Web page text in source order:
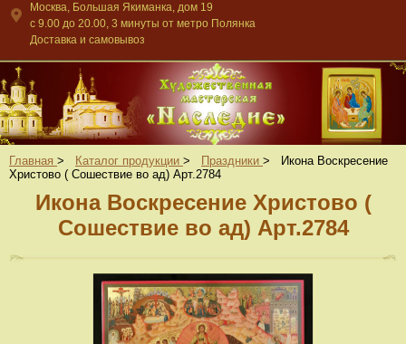
Москва, Большая Якиманка, дом 19
c 9.00 до 20.00, 3 минуты от метро Полянка
Доставка и самовывоз
Главная > Каталог продукции > Праздники >
Икона Воскресение
Христово ( Сошествие во ад) Арт.2784
Икона Воскресение Христово (
Сошествие во ад) Арт.2784